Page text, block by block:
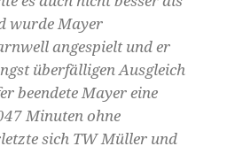
wurde Mayer
angespielt und er
überfälligen Ausgleich
beendete Mayer eine
Minuten ohne
sich TW Müller und